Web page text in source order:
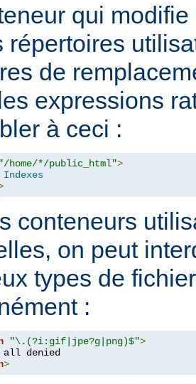
qui
répertoires
de
expressions
à ceci :
"/home/*/public_html">
Indexes
conteneurs
on peut
types de
:
"\.(?i:gif|jpe?g|png)$">
>